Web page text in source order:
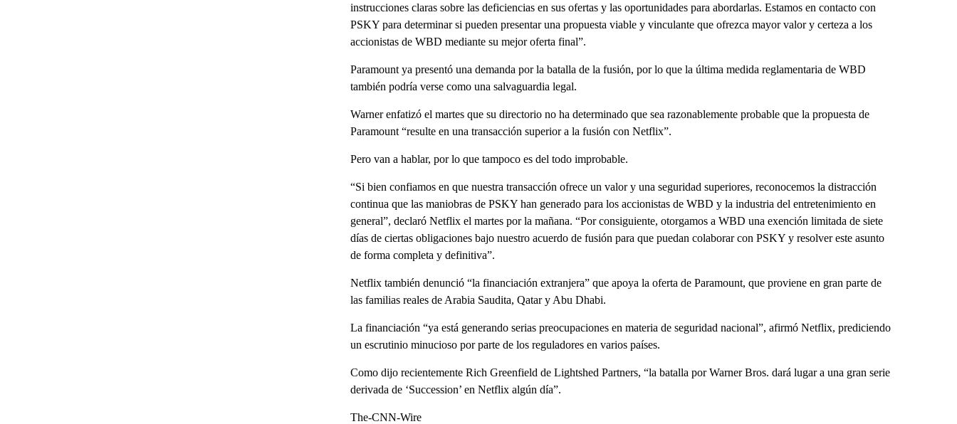
instrucciones claras sobre las deficiencias en sus ofertas y las oportunidades para abordarlas. Estamos en contacto con
PSKY para determinar si pueden presentar una propuesta viable y vinculante que ofrezca mayor valor y certeza a los
accionistas de WBD mediante su mejor oferta final”.
Paramount ya presentó una demanda por la batalla de la fusión, por lo que la última medida reglamentaria de WBD
también podría verse como una salvaguardia legal.
Warner enfatizó el martes que su directorio no ha determinado que sea razonablemente probable que la propuesta de
Paramount “resulte en una transacción superior a la fusión con Netflix”.
Pero van a hablar, por lo que tampoco es del todo improbable.
“Si bien confiamos en que nuestra transacción ofrece un valor y una seguridad superiores, reconocemos la distracción
continua que las maniobras de PSKY han generado para los accionistas de WBD y la industria del entretenimiento en
general”, declaró Netflix el martes por la mañana. “Por consiguiente, otorgamos a WBD una exención limitada de siete
días de ciertas obligaciones bajo nuestro acuerdo de fusión para que puedan colaborar con PSKY y resolver este asunto
de forma completa y definitiva”.
Netflix también denunció “la financiación extranjera” que apoya la oferta de Paramount, que proviene en gran parte de
las familias reales de Arabia Saudita, Qatar y Abu Dhabi.
La financiación “ya está generando serias preocupaciones en materia de seguridad nacional”, afirmó Netflix, prediciendo
un escrutinio minucioso por parte de los reguladores en varios países.
Como dijo recientemente Rich Greenfield de Lightshed Partners, “la batalla por Warner Bros. dará lugar a una gran serie
derivada de ‘Succession’ en Netflix algún día”.
The-CNN-Wire